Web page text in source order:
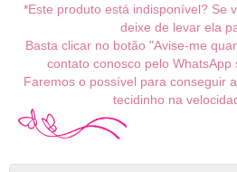
*Este produto está indisponível? Se
deixe de levar ela
Basta clicar no botão "Avise-me
contato conosco pelo WhatsApp
Faremos o possível para conseguir
tecidinho na